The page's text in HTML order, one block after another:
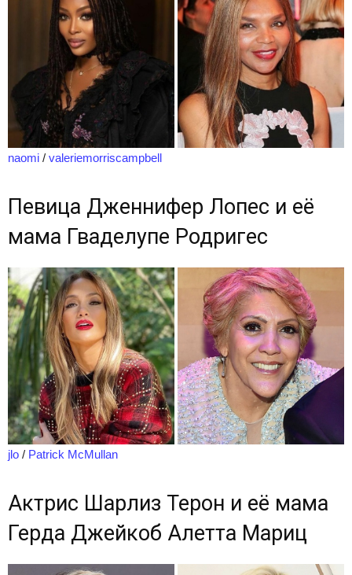
naomi / valeriemorriscampbell
Певица Дженнифер Лопес и её
мама Гваделупе Родригес
jlo / Patrick McMullan
Актрис Шарлиз Терон и её мама
Герда Джейкоб Алетта Мариц